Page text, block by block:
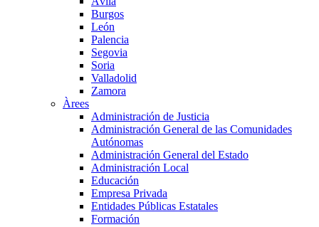
Burgos
León
Palencia
Segovia
Soria
Valladolid
Zamora
Àrees
Administración de Justicia
Administración General de las Comunidades
Autónomas
Administración General del Estado
Administración Local
Educación
Empresa Privada
Entidades Públicas Estatales
Formación